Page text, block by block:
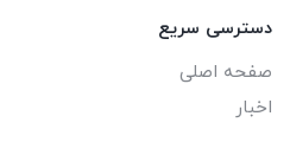
دسترسی سریع
صفحه اصلی
اخبار